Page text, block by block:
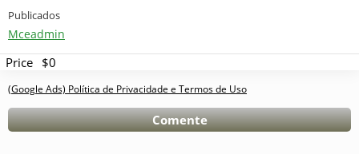
Publicados
Mceadmin
Price $0
(Google Ads) Política de Privacidade e Termos de Uso
Comente